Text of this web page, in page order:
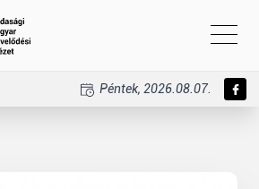
Péntek, 2026.08.07.